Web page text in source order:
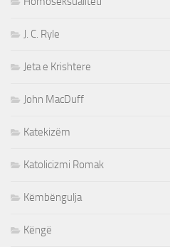
J. C. Ryle
Jeta e Krishtere
John MacDuff
Katekizëm
Katolicizmi Romak
Këmbëngulja
Këngë